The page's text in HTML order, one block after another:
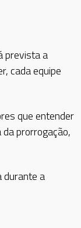
prevista a
cada equipe
que entender
prorrogação,
durante a